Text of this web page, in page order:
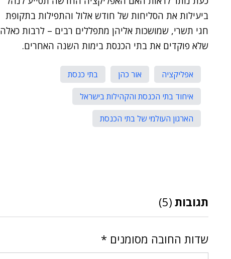
ביעילות את הסליחות של חודש אלול והתפילות בתקופת
חגי תשרי, שמושכות אליהן מתפללים רבים – לרבות כאלה
שלא פוקדים את בתי הכנסת בימות השנה האחרים.
אפליקציה אור כהן
בתי כנסת
איחוד בתי הכנסת והקהילות בישראל
הארגון העולמי של בתי הכנסת
תגובות (5)
שדות החובה מסומנים *